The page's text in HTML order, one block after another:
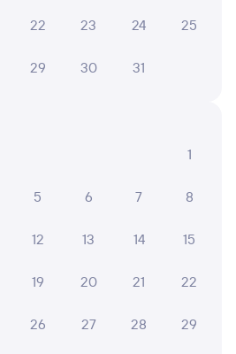
из Мурманска в Адлер
22 23 24 25
29 30 31
1
5 6 7 8
12 13 14 15
19 20 21 22
26 27 28 29